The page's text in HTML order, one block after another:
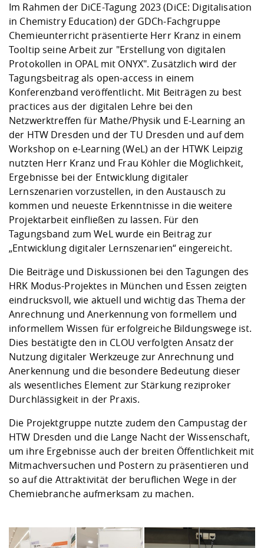
Im Rahmen der DiCE-Tagung 2023 (DiCE: Digitalisation
in Chemistry Education) der GDCh-Fachgruppe
Chemieunterricht präsentierte Herr Kranz in einem
Tooltip seine Arbeit zur "Erstellung von digitalen
Protokollen in OPAL mit ONYX". Zusätzlich wird der
Tagungsbeitrag als open-access in einem
Konferenzband veröffentlicht. Mit Beiträgen zu best
practices aus der digitalen Lehre bei den
Netzwerktreffen für Mathe/Physik und E-Learning an
der HTW Dresden und der TU Dresden und auf dem
Workshop on e-Learning (WeL) an der HTWK Leipzig
nutzten Herr Kranz und Frau Köhler die Möglichkeit,
Ergebnisse bei der Entwicklung digitaler
Lernszenarien vorzustellen, in den Austausch zu
kommen und neueste Erkenntnisse in die weitere
Projektarbeit einfließen zu lassen. Für den
Tagungsband zum WeL wurde ein Beitrag zur
„Entwicklung digitaler Lernszenarien“ eingereicht.
Die Beiträge und Diskussionen bei den Tagungen des
HRK Modus-Projektes in München und Essen zeigten
eindrucksvoll, wie aktuell und wichtig das Thema der
Anrechnung und Anerkennung von formellem und
informellem Wissen für erfolgreiche Bildungswege ist.
Dies bestätigte den in CLOU verfolgten Ansatz der
Nutzung digitaler Werkzeuge zur Anrechnung und
Anerkennung und die besondere Bedeutung dieser
als wesentliches Element zur Stärkung reziproker
Durchlässigkeit in der Praxis.
Die Projektgruppe nutzte zudem den Campustag der
HTW Dresden und die Lange Nacht der Wissenschaft,
um ihre Ergebnisse auch der breiten Öffentlichkeit mit
Mitmachversuchen und Postern zu präsentieren und
so auf die Attraktivität der beruflichen Wege in der
Chemiebranche aufmerksam zu machen.